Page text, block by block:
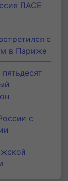
ПАСЕ
с
в Париже
с